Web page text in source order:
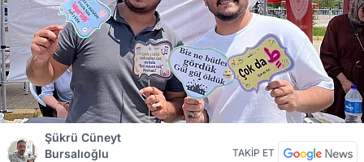
Şükrü Cüneyt
Bursalıoğlu
TAKİP ET